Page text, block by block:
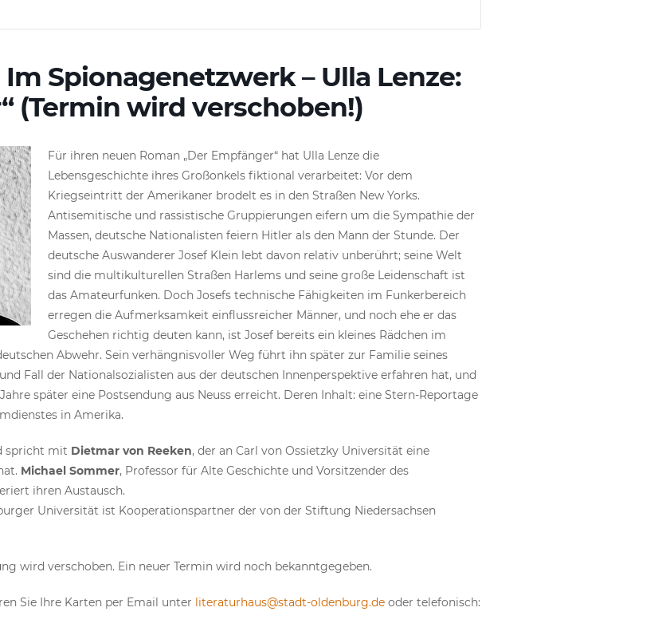
Spionagenetzwerk – Ulla Lenze:
(Termin wird verschoben!)
Für ihren neuen Roman „Der Empfänger“ hat Ulla Lenze die
Lebensgeschichte ihres Großonkels fiktional verarbeitet: Vor dem
Kriegseintritt der Amerikaner brodelt es in den Straßen New Yorks.
Antisemitische und rassistische Gruppierungen eifern um die Sympathie der
Massen, deutsche Nationalisten feiern Hitler als den Mann der Stunde. Der
deutsche Auswanderer Josef Klein lebt davon relativ unberührt; seine Welt
sind die multikulturellen Straßen Harlems und seine große Leidenschaft ist
das Amateurfunken. Doch Josefs technische Fähigkeiten im Funkerbereich
erregen die Aufmerksamkeit einflussreicher Männer, und noch ehe er das
Geschehen richtig deuten kann, ist Josef bereits ein kleines Rädchen im
Abwehr. Sein verhängnisvoller Weg führt ihn später zur Familie seines
Fall der Nationalsozialisten aus der deutschen Innenperspektive erfahren hat, und
später eine Postsendung aus Neuss erreicht. Deren Inhalt: eine Stern-Reportage
in Amerika.
spricht mit Dietmar von Reeken, der an Carl von Ossietzky Universität eine
Michael Sommer, Professor für Alte Geschichte und Vorsitzender des
ihren Austausch.
Universität ist Kooperationspartner der von der Stiftung Niedersachsen
wird verschoben. Ein neuer Termin wird noch bekanntgegeben.
Sie Ihre Karten per Email unter literaturhaus@stadt-oldenburg.de oder telefonisch: